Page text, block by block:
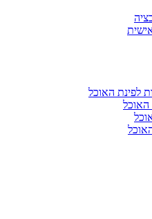
לפינת האוכל
האוכל